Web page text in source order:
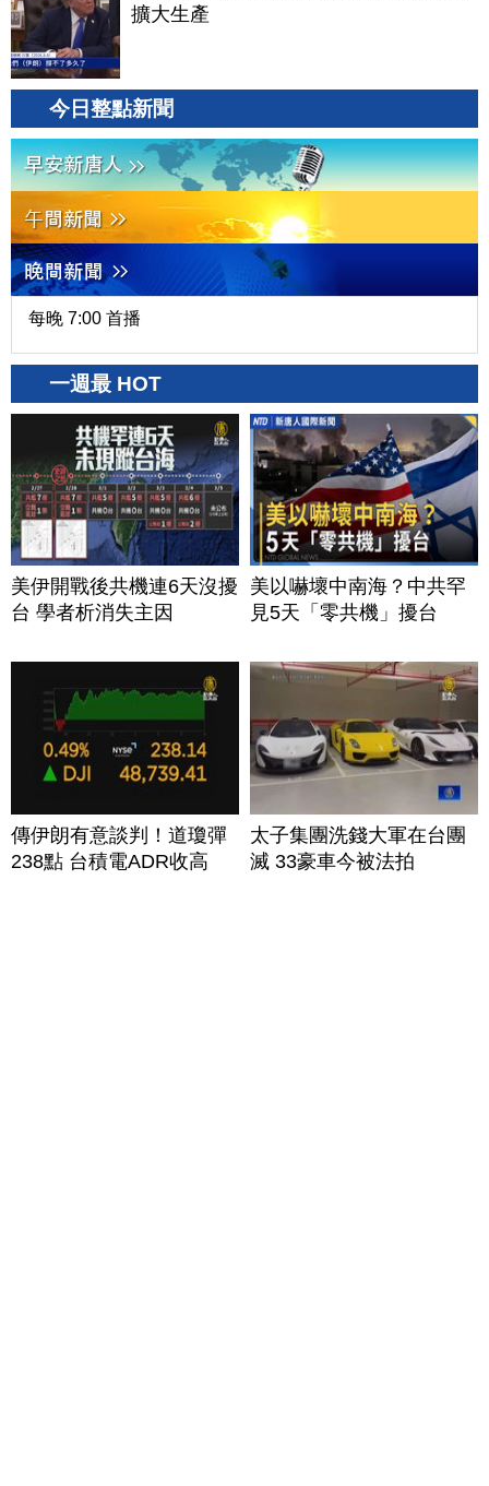
擴大生產
今日整點新聞
每晚 7:00 首播
一週最 HOT
美伊開戰後共機連6天沒擾
台 學者析消失主因
美以嚇壞中南海？中共罕
見5天「零共機」擾台
傳伊朗有意談判！道瓊彈
238點 台積電ADR收高
太子集團洗錢大軍在台團
滅 33豪車今被法拍